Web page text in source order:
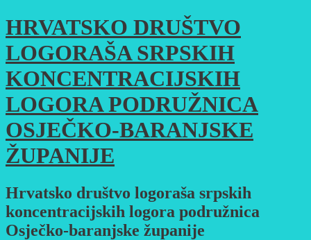
Skoči
do
sadržaja
HRVATSKO DRUŠTVO
LOGORAŠA SRPSKIH
KONCENTRACIJSKIH
LOGORA PODRUŽNICA
OSJEČKO-BARANJSKE
ŽUPANIJE
Hrvatsko društvo logoraša srpskih
koncentracijskih logora podružnica
Osječko-baranjske županije